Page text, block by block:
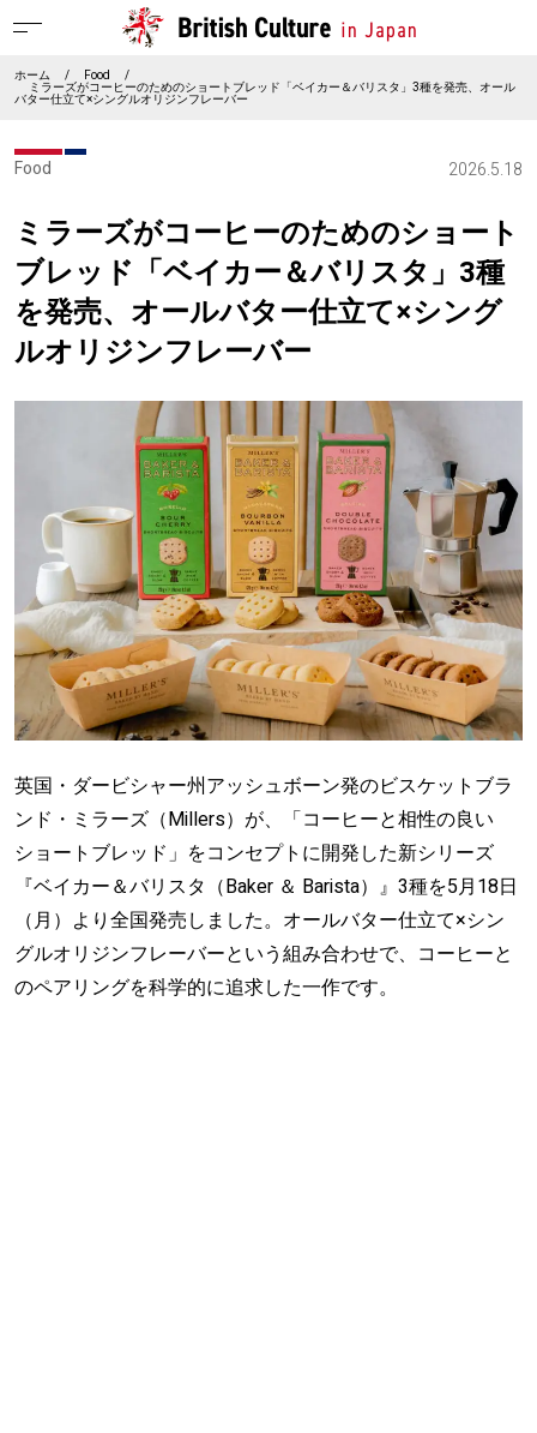
ホーム / Food /
ミラーズがコーヒーのためのショートブレッド「ベイカー＆バリスタ」3種を発売、オール
バター仕立て×シングルオリジンフレーバー
Food 2026.5.18
ミラーズがコーヒーのためのショート
ブレッド「ベイカー＆バリスタ」3種
を発売、オールバター仕立て×シング
ルオリジンフレーバー
英国・ダービシャー州アッシュボーン発のビスケットブラ
ンド・ミラーズ（Millers）が、「コーヒーと相性の良い
ショートブレッド」をコンセプトに開発した新シリーズ
『ベイカー＆バリスタ（Baker ＆ Barista）』3種を5月18日
（月）より全国発売しました。オールバター仕立て×シン
グルオリジンフレーバーという組み合わせで、コーヒーと
のペアリングを科学的に追求した一作です。